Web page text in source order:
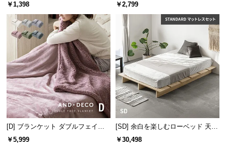
o.,
￥1,398
￥2,799
[D] ブランケット ダブルフェイス
フランネル＆ボア生地
￥5,999
[SD] 余白を楽しむローベッド 天然
木調 ステージベッド マットレス付
￥30,498